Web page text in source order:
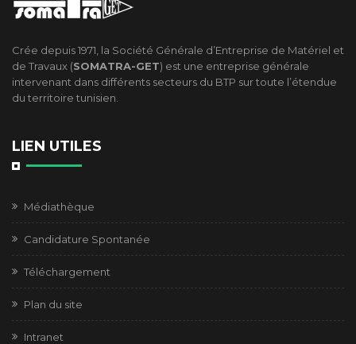
Crée depuis 1971, la Société Générale d’Entreprise de Matériel et
de Travaux (SOMATRA-GET) est une entreprise générale
intervenant dans différents secteurs du BTP sur toute l’étendue
du territoire tunisien.
LIEN UTILES
Médiathèque
Candidature Spontanée
Téléchargement
Plan du site
Intranet